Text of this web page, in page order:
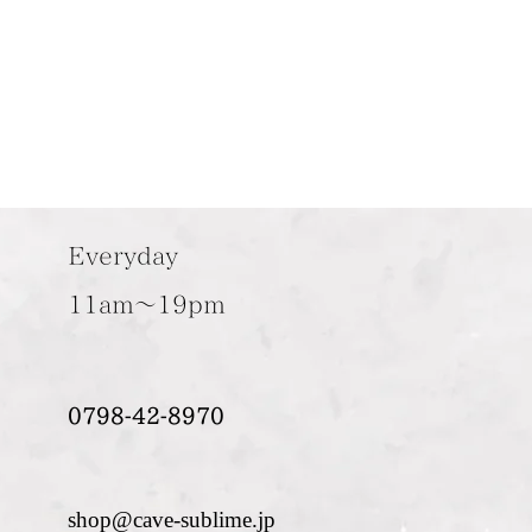
Everyday
11am～19pm
0798-42-8970
shop@cave-sublime.jp